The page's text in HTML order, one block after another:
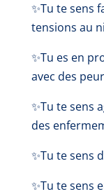
✨Tu te sens
tensions au
✨Tu es en
avec des
✨Tu te sens
des
✨Tu te sens
✨Tu te sens